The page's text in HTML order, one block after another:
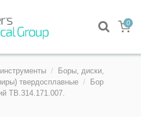
0
Боры, диски,
твердосплавные
Бор
TB.314.171.007.